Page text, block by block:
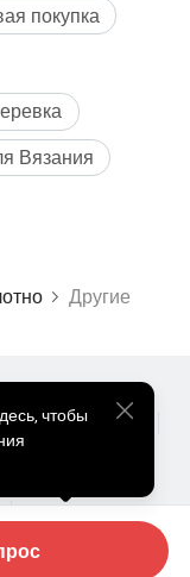
покупка
Вязания
Другие
чтобыПК Сайт
Контакты
All Rights Reserved